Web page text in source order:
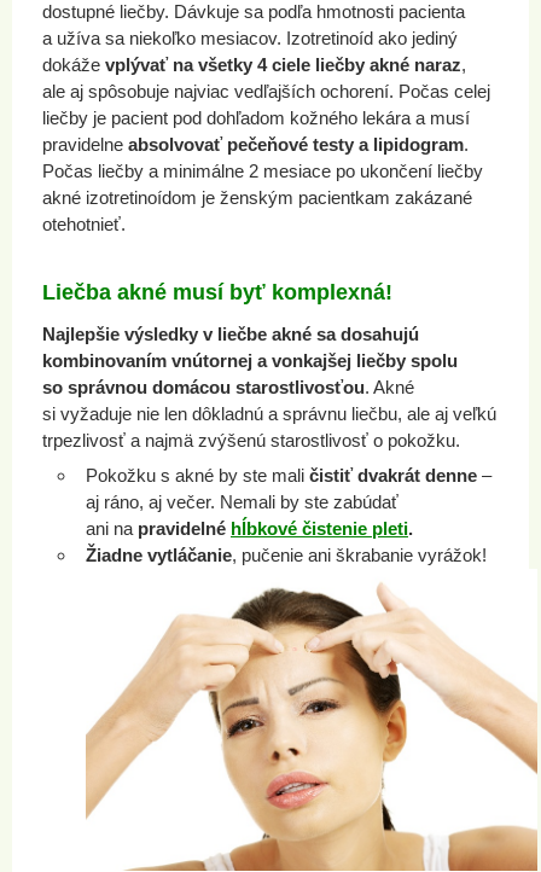
dostupné liečby. Dávkuje sa podľa hmotnosti pacienta
a užíva sa niekoľko mesiacov. Izotretinoíd ako jediný
dokáže vplývať na všetky 4 ciele liečby akné naraz,
ale aj spôsobuje najviac vedľajších ochorení. Počas celej
liečby je pacient pod dohľadom kožného lekára a musí
pravidelne absolvovať pečeňové testy a lipidogram.
Počas liečby a minimálne 2 mesiace po ukončení liečby
akné izotretinoídom je ženským pacientkam zakázané
otehotnieť.
Liečba akné musí byť komplexná!
Najlepšie výsledky v liečbe akné sa dosahujú
kombinovaním vnútornej a vonkajšej liečby spolu
so správnou domácou starostlivosťou. Akné
si vyžaduje nie len dôkladnú a správnu liečbu, ale aj veľkú
trpezlivosť a najmä zvýšenú starostlivosť o pokožku.
Pokožku s akné by ste mali čistiť dvakrát denne –
aj ráno, aj večer. Nemali by ste zabúdať
ani na pravidelné hĺbkové čistenie pleti.
Žiadne vytláčanie, pučenie ani škrabanie vyrážok!